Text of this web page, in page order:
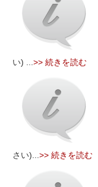
い) ...>> 続きを読む
さい)...>> 続きを読む